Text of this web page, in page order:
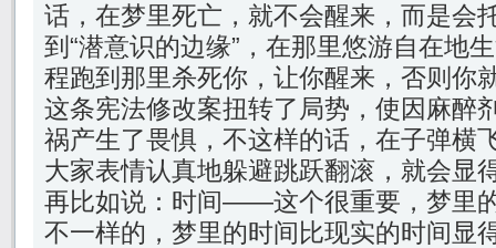
话，在梦里死亡，就不会醒来，而是会
到“潜意识的边缘”，在那里悠游自在地
程跑到那里杀死你，让你醒来，否则
这条宪法修改案扭转了局势，使因麻醉
祸产生了畏惧，不这样的话，在子弹横
大家表情认真地躲避跳跃翻滚，就会显
再比如说：时间——这个很重要，梦里
不一样的，梦里的时间比现实的时间显